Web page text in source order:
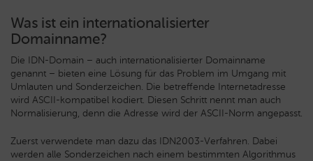
Was ist ein internationalisierter
Domainname?
Die IDN-Domain – auch internationalisierter Domainname
genannt – bieten eine Lösung für das Problem im Umgang mit
Umlauten und Sonderzeichen. Die betreffende Internetadresse
wird ASCII-kompatibel kodiert. Diesen Schritt nennt man auch
Normalisierung, denn die Adresse wird der ASCII-Norm angepasst.
Zuerst verwendete man dazu das IDN2003-Verfahren. Dabei
werden alle Sonderzeichen nach einem bestimmten Algorithmus